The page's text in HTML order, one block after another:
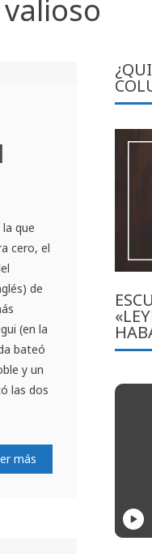
que
cero, el
de
(en la
bateó
y un
las dos
más